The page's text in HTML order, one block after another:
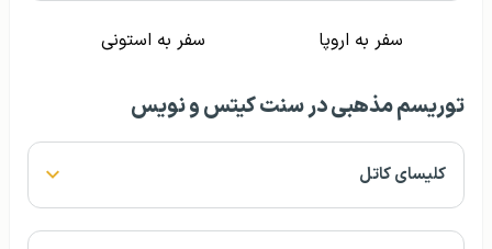
سفر به اروپا سفر به استونی
توریسم مذهبی در سنت کیتس و نویس
كلیسای كاتل